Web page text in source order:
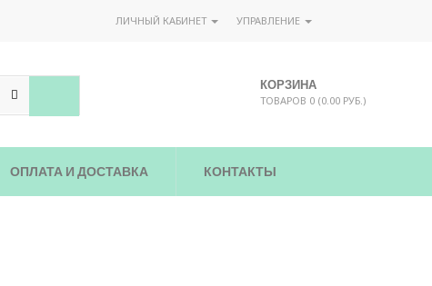
ЛИЧНЫЙ КАБИНЕТ УПРАВЛЕНИЕ
КОРЗИНА
ТОВАРОВ 0 (0.00 РУБ.)
ОПЛАТА И ДОСТАВКА КОНТАКТЫ